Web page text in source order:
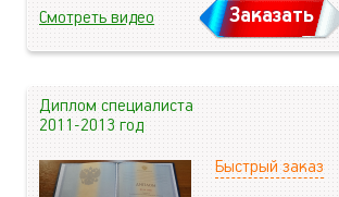
Смотреть видео Заказать
Диплом специалиста
2011-2013 год
Быстрый заказ